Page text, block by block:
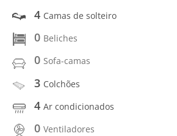
4 Camas de solteiro
0 Beliches
0 Sofa-camas
3 Colchões
4 Ar condicionados
0 Ventiladores